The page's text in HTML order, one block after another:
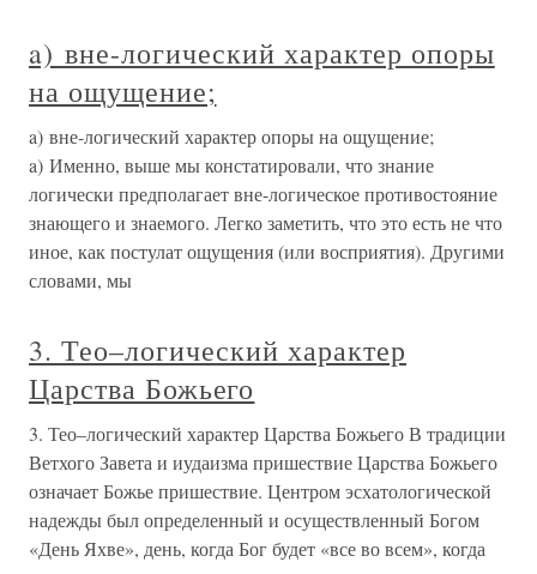
a) вне-логический характер опоры
на ощущение;
a) вне-логический характер опоры на ощущение;
a) Именно, выше мы констатировали, что знание
логически предполагает вне-логическое противостояние
знающего и знаемого. Легко заметить, что это есть не что
иное, как постулат ощущения (или восприятия). Другими
словами, мы
3. Тео–логический характер
Царства Божьего
3. Тео–логический характер Царства Божьего В традиции
Ветхого Завета и иудаизма пришествие Царства Божьего
означает Божье пришествие. Центром эсхатологической
надежды был определенный и осуществленный Богом
«День Яхве», день, когда Бог будет «все во всем», когда